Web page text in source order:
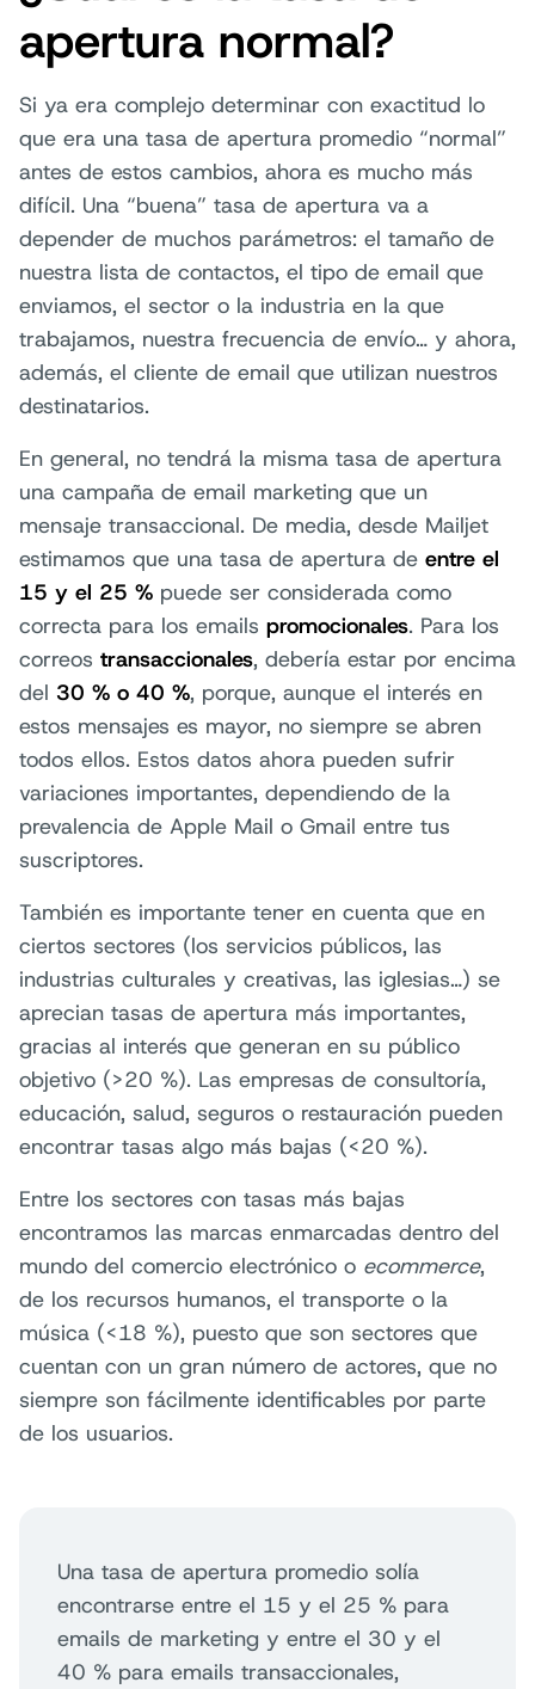
apertura normal?
Si ya era complejo determinar con exactitud lo
que era una tasa de apertura promedio “normal”
antes de estos cambios, ahora es mucho más
difícil. Una “buena” tasa de apertura va a
depender de muchos parámetros: el tamaño de
nuestra lista de contactos, el tipo de email que
enviamos, el sector o la industria en la que
trabajamos, nuestra frecuencia de envío… y ahora,
además, el cliente de email que utilizan nuestros
destinatarios.
En general, no tendrá la misma tasa de apertura
una campaña de email marketing que un
mensaje transaccional. De media, desde Mailjet
estimamos que una tasa de apertura de entre el
15 y el 25 % puede ser considerada como
correcta para los emails promocionales. Para los
correos transaccionales, debería estar por encima
del 30 % o 40 %, porque, aunque el interés en
estos mensajes es mayor, no siempre se abren
todos ellos. Estos datos ahora pueden sufrir
variaciones importantes, dependiendo de la
prevalencia de Apple Mail o Gmail entre tus
suscriptores.
También es importante tener en cuenta que en
ciertos sectores (los servicios públicos, las
industrias culturales y creativas, las iglesias…) se
aprecian tasas de apertura más importantes,
gracias al interés que generan en su público
objetivo (>20 %). Las empresas de consultoría,
educación, salud, seguros o restauración pueden
encontrar tasas algo más bajas (<20 %).
Entre los sectores con tasas más bajas
encontramos las marcas enmarcadas dentro del
mundo del comercio electrónico o ecommerce,
de los recursos humanos, el transporte o la
música (<18 %), puesto que son sectores que
cuentan con un gran número de actores, que no
siempre son fácilmente identificables por parte
de los usuarios.
Una tasa de apertura promedio solía
encontrarse entre el 15 y el 25 % para
emails de marketing y entre el 30 y el
40 % para emails transaccionales,